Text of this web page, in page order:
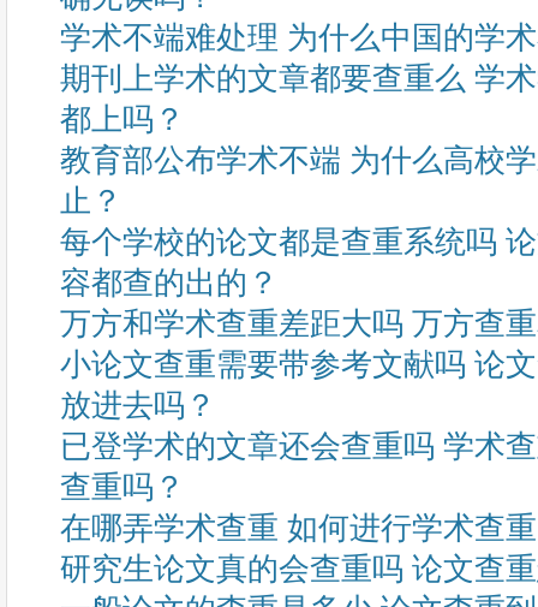
学术不端难处理 为什么中国的学
期刊上学术的文章都要查重么 学
都上吗？
教育部公布学术不端 为什么高校
止？
每个学校的论文都是查重系统吗
容都查的出的？
万方和学术查重差距大吗 万方查
小论文查重需要带参考文献吗 论
放进去吗？
已登学术的文章还会查重吗 学术
查重吗？
在哪弄学术查重 如何进行学术查
研究生论文真的会查重吗 论文查